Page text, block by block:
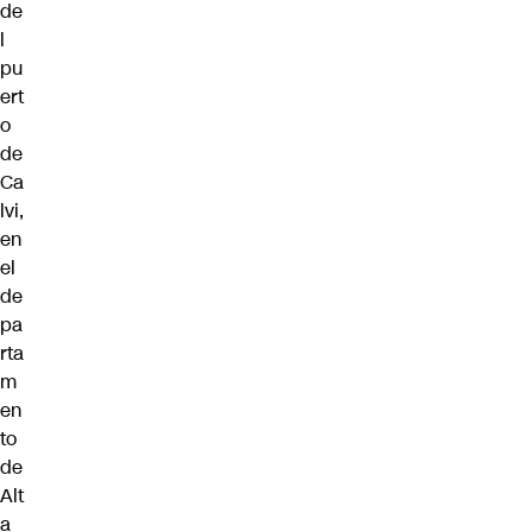
de
l
pu
ert
o
de
Ca
lvi,
en
el
de
pa
rta
m
en
to
de
Alt
a